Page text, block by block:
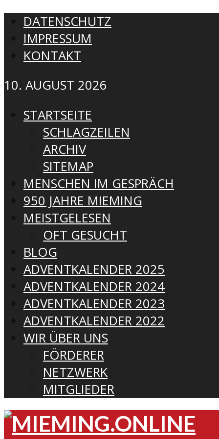
DATENSCHUTZ
IMPRESSUM
KONTAKT
10. AUGUST 2026
STARTSEITE
SCHLAGZEILEN
ARCHIV
SITEMAP
MENSCHEN IM GESPRÄCH
950 JAHRE MIEMING
MEISTGELESEN
OFT GESUCHT
BLOG
ADVENTKALENDER 2025
ADVENTKALENDER 2024
ADVENTKALENDER 2023
ADVENTKALENDER 2022
WIR ÜBER UNS
FÖRDERER
NETZWERK
MITGLIEDER